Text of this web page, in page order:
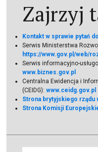
Zajrzyj
Kontakt w sprawie pytań
Serwis Ministerstwa
https://www.gov.pl/web/
Serwis informacyjno-
www.biznes.gov.pl
Centralna Ewidencja i
(CEIDG):www.ceidg.gov.pl
Strona brytyjskiego
Strona Komisji